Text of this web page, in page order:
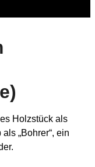
Holzstück als
„Bohrer“, ein